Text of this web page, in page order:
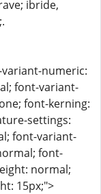
ibride,
numeric:
font-variant-
font-kerning:
settings:
font-variant-
font-
normal;
15px;">